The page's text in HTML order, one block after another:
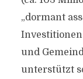
„dormant
und
unterstützt